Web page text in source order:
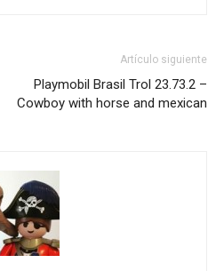
Artículo siguiente
Playmobil Brasil Trol 23.73.2 –
Cowboy with horse and mexican